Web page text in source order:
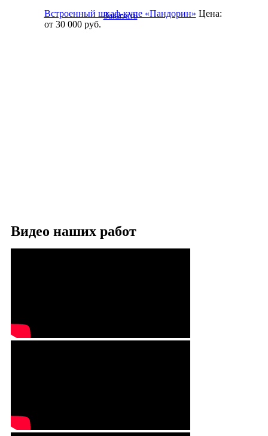
Встроенный шкаф-купе «Пандорин» Цена:
от 30 000руб.
Заказать
Видео наших работ